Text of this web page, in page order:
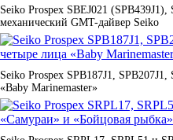
Seiko Prospex SBEJ021
механический GMT-дайвер Seiko
Seiko Prospex SPB187J1,
«Baby Marinemaster»